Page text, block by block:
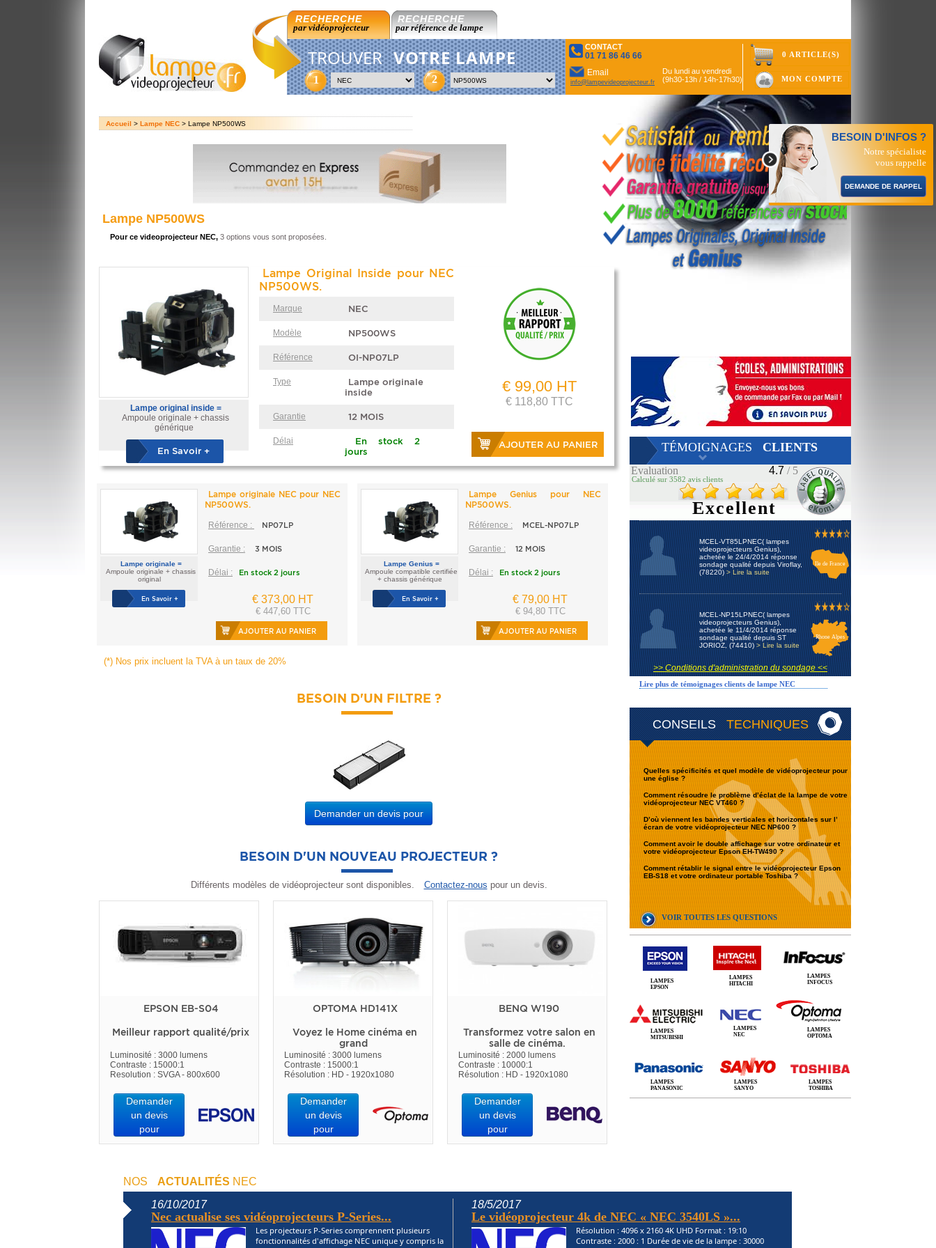
RECHERCHE
par vidéoprojecteur
RECHERCHE
par référence de lampe
TROUVER VOTRE LAMPE
1 2
CONTACT
01 71 86 46 66
Email
info@lampevideoprojecteur.fr
Du lundi au vendredi
(9h30-13h / 14h-17h30)
0 ARTICLE(S)
MON COMPTE
Accueil > Lampe NEC > Lampe NP500WS
CONSEILS TECHNIQUES
BESOIN D'INFOS ?
Notre spécialiste
vous rappelle
DEMANDE DE RAPPEL
Quelles spécificités et quel modèle de vidéoprojecteur pour
une église ?
Comment résoudre le problème d’éclat de la lampe de votre
vidéoprojecteur NEC VT460 ?
D’où viennent les bandes verticales et horizontales sur l’
écran de votre vidéoprojecteur NEC NP600 ?
Comment avoir le double affichage sur votre ordinateur et
votre vidéoprojecteur Epson EH-TW490 ?
Comment rétablir le signal entre le vidéoprojecteur Epson
EB-S18 et votre ordinateur portable Toshiba ?
VOIR TOUTES LES QUESTIONS
TÉMOIGNAGES CLIENTS
Evaluation 4.7 / 5
Calculé sur 3582 avis clients
Excellent
MCEL-VT85LPNEC( lampes
videoprojecteurs Genius),
achetée le 24/4/2014 réponse
sondage qualité depuis Viroflay,
(78220) > Lire la suite
Ile de France
MCEL-NP15LPNEC( lampes
videoprojecteurs Genius),
achetée le 11/4/2014 réponse
sondage qualité depuis ST
JORIOZ, (74410) > Lire la suite
Rhone Alpes
>> Conditions d'administration du sondage <<
Lire plus de témoignages clients de lampe NEC
LAMPES
EPSON
LAMPES
HITACHI
LAMPES
INFOCUS
LAMPES
MITSUBISHI
LAMPES
NEC
LAMPES
OPTOMA
LAMPES
PANASONIC
LAMPES
SANYO
LAMPES
TOSHIBA
Lampe NP500WS
Pour ce videoprojecteur NEC, 3 options vous sont proposées.
Lampe original inside =
Ampoule originale + chassis
générique
En Savoir +
Lampe Original Inside pour NEC
NP500WS.
Marque NEC
Modèle NP500WS
Référence OI-NP07LP
Type
Lampe originale
inside
Garantie 12 MOIS
Délai
En stock 2
jours
€ 99,00 HT
€ 118,80 TTC
AJOUTER AU PANIER
Lampe originale =
Ampoule originale + chassis
original
En Savoir +
Lampe originale NEC pour NEC
NP500WS.
Référence : NP07LP
Garantie : 3 MOIS
Délai : En stock 2 jours
€ 373,00 HT
€ 447,60 TTC
AJOUTER AU PANIER
Lampe Genius =
Ampoule compatible certifiée
+ chassis générique
En Savoir +
Lampe Genius pour NEC
NP500WS.
Référence : MCEL-NP07LP
Garantie : 12 MOIS
Délai : En stock 2 jours
€ 79,00 HT
€ 94,80 TTC
AJOUTER AU PANIER
(*) Nos prix incluent la TVA à un taux de 20%
BESOIN D'UN FILTRE ?
Demander un devis pour
BESOIN D'UN NOUVEAU PROJECTEUR ?
Différents modèles de vidéoprojecteur sont disponibles. Contactez-nous pour un devis.
EPSON EB-S04
Meilleur rapport qualité/prix
Luminosité : 3000 lumens
Contraste : 15000:1
Resolution : SVGA - 800x600
Demander
un devis
pour
OPTOMA HD141X
Voyez le Home cinéma en
grand
Luminosité : 3000 lumens
Contraste : 15000:1
Résolution : HD - 1920x1080
Demander
un devis
pour
BENQ W190
Transformez votre salon en
salle de cinéma.
Luminosité : 2000 lumens
Contraste : 10000:1
Résolution : HD - 1920x1080
Demander
un devis
pour
NOS ACTUALITÉS NEC
16/10/2017
Nec actualise ses vidéoprojecteurs P-Series...
Les projecteurs P-Series comprennent plusieurs
fonctionnalités d'affichage NEC unique y compris la
18/5/2017
Le vidéoprojecteur 4k de NEC « NEC 3540LS »...
Résolution : 4096 x 2160 4K UHD Format : 19:10
Contraste : 2000 : 1 Durée de vie de la lampe : 30000